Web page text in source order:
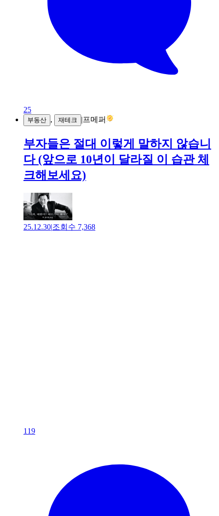
25
부동산 , 재테크 |프메퍼
부자들은 절대 이렇게 말하지 않습니
다 (앞으로 10년이 달라질 이 습관 체
크해보세요)
25.12.30|조회수 7,368
119